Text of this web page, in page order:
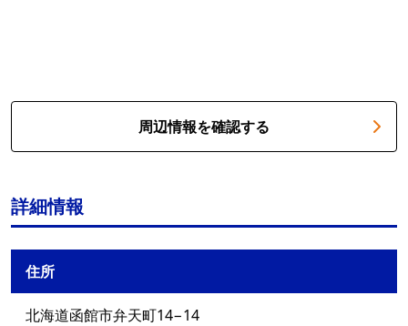
周辺情報を確認する
詳細情報
住所
北海道函館市弁天町14−14